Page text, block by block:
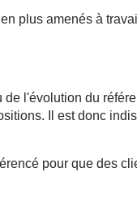
plus amenés à
l'évolution du
Il est donc
pour que des